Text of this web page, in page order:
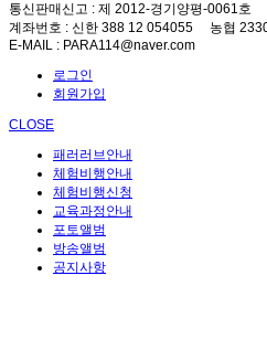
통신판매신고 : 제 2012-경기양평-0061호
계좌번호 : 신한 388 12 054055 농협
E-MAIL : PARA114@naver.com
로그인
회원가입
CLOSE
패러러브안내
체험비행안내
체험비행신청
교육과정안내
포토앨범
방송앨범
공지사항